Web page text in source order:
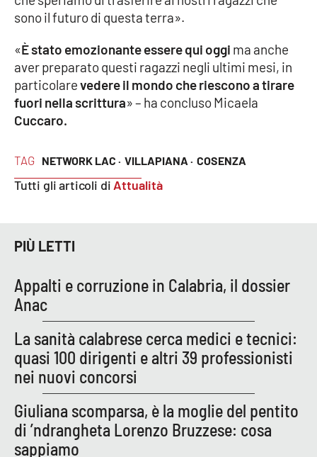
Reggio Calabria
Cosenza
Lamezia Terme
SPECIALI
Buona Sanità Calabria
LA
CALABRIAVISIONE
Eventi
Food
Storie
LAC
NETWORK
TAG NETWORK LAC · VILLAPIANA · COSENZA
Tutti gli articoli di Attualità
sono il futuro di questa terra».
«È stato emozionante essere qui oggi ma anche
aver preparato questi ragazzi negli ultimi mesi, in
particolarevedere il mondo che riescono a tirare
fuori nella scrittura» – ha concluso Micaela
Cuccaro.
PIÙ LETTI
Appalti e corruzione in Calabria, il dossier
Anac
La sanità calabrese cerca medici e tecnici:
quasi 100 dirigenti e altri 39 professionisti
nei nuovi concorsi
Giuliana scomparsa, è la moglie del pentito
di ’ndrangheta Lorenzo Bruzzese: cosa
sappiamo